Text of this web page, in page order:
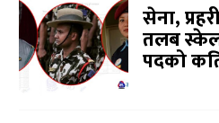
सेना,
तलब
पदको